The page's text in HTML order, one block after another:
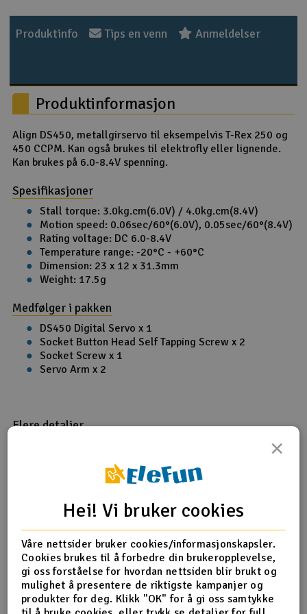
Outlet
Raketter
Smarthjem, lek & hobby
Solenergi
Sparkesykler & elkjøretøy
Verktøy, utstyr & tilbehør
Gavekort
Produktinfo Tips en venn Anmeldelser
Produktinformasjon
Align DS450, metallgirservo til eksempelvis T-Rex 250 og
450 CCPM. Kan også brukes til elektrofly eller lignende.
Kan brukes på 6.0-8.4V spenning.
Spesifikasjoner
Stall torque: 3.0kg.cm(6.0V) / 4.0kg.cm(8.4V)
Motion speed: 0.06sec/60°(6.0V), 0.05sec/60°(8.4V)
Rating voltage: DC 6.0-8.4V
Temperature range: -20°C - +60°C
Dimension: 23 x 12 x 31.3mm
Weight: 17.5g
Medfølger i pakken
DS450 Digital Servo x 1
Socket Button Head Self Tapping Screw x 2
Socket Screw x 1
Servo Arm x 2
Flere detaljer
Helipakke
Produktanmeldelser
Align DS450 HV Digital Servo 4.0kg/0.05s
22.11.2019 av Roar119
Rå sterk liten sak. Har montert dem på på en VQ
×
Hei! Vi bruker cookies
Våre nettsider bruker cookies/informasjonskapsler.
Cookies brukes til å forbedre din brukeropplevelse,
gi oss forståelse for hvordan nettsiden blir brukt og
mulighet å presentere de riktigste kampanjer og
produkter for deg. Klikk "OK" for å gi oss samtykke